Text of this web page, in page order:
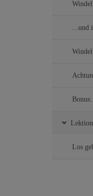
...und
Los